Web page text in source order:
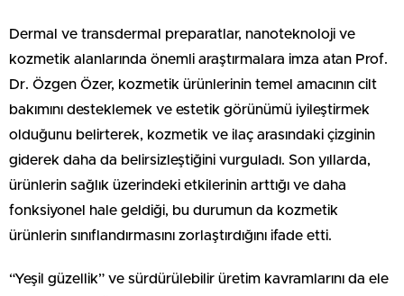
Dermal ve transdermal preparatlar, nanoteknoloji ve
kozmetik alanlarında önemli araştırmalara imza atan Prof.
Dr. Özgen Özer, kozmetik ürünlerinin temel amacının cilt
bakımını desteklemek ve estetik görünümü iyileştirmek
olduğunu belirterek, kozmetik ve ilaç arasındaki çizginin
giderek daha da belirsizleştiğini vurguladı. Son yıllarda,
ürünlerin sağlık üzerindeki etkilerinin arttığı ve daha
fonksiyonel hale geldiği, bu durumun da kozmetik
ürünlerin sınıflandırmasını zorlaştırdığını ifade etti.
“Yeşil güzellik” ve sürdürülebilir üretim kavramlarını da ele